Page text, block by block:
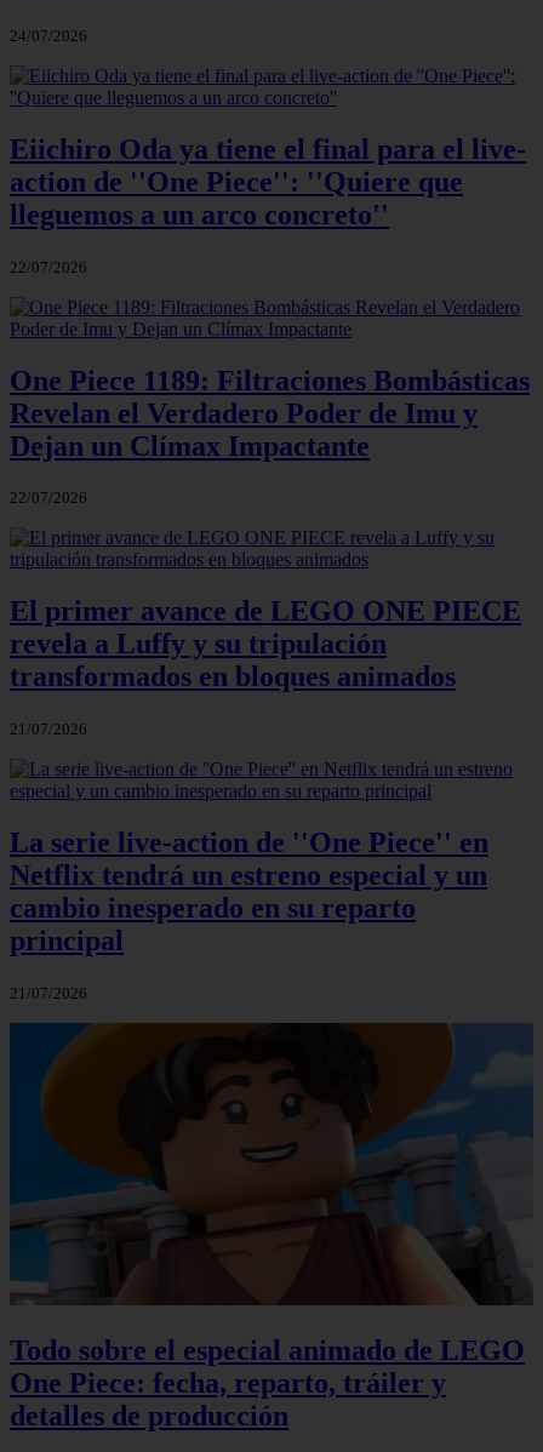
24/07/2026
Eiichiro Oda ya tiene el final para el live-
action de ''One Piece'': ''Quiere que
lleguemos a un arco concreto''
22/07/2026
One Piece 1189: Filtraciones Bombásticas
Revelan el Verdadero Poder de Imu y
Dejan un Clímax Impactante
22/07/2026
El primer avance de LEGO ONE PIECE
revela a Luffy y su tripulación
transformados en bloques animados
21/07/2026
La serie live-action de ''One Piece'' en
Netflix tendrá un estreno especial y un
cambio inesperado en su reparto
principal
21/07/2026
Todo sobre el especial animado de LEGO
One Piece: fecha, reparto, tráiler y
detalles de producción